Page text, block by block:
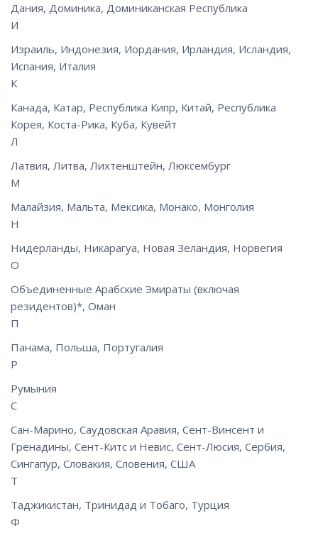
Дания, Доминика, Доминиканская Республика
И
Израиль, Индонезия, Иордания, Ирландия, Исландия,
Испания, Италия
К
Канада, Катар, Республика Кипр, Китай, Республика
Корея, Коста-Рика, Куба, Кувейт
Л
Латвия, Литва, Лихтенштейн, Люксембург
М
Малайзия, Мальта, Мексика, Монако, Монголия
Н
Нидерланды, Никарагуа, Новая Зеландия, Норвегия
О
Объединенные Арабские Эмираты (включая
резидентов)*, Оман
П
Панама, Польша, Португалия
Р
Румыния
С
Сан-Марино, Саудовская Аравия, Сент-Винсент и
Гренадины, Сент-Китс и Невис, Сент-Люсия, Сербия,
Сингапур, Словакия, Словения, США
Т
Таджикистан, Тринидад и Тобаго, Турция
Ф